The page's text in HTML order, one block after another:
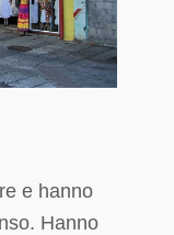
e hanno
Hanno